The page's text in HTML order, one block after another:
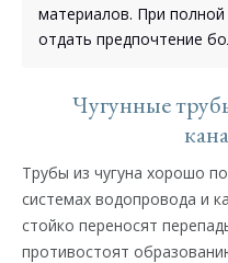
материалов. При
отдать предпочтение
Чугунные
Трубы из чугуна хорошо
системах водопровода и
стойко переносят
противостоят